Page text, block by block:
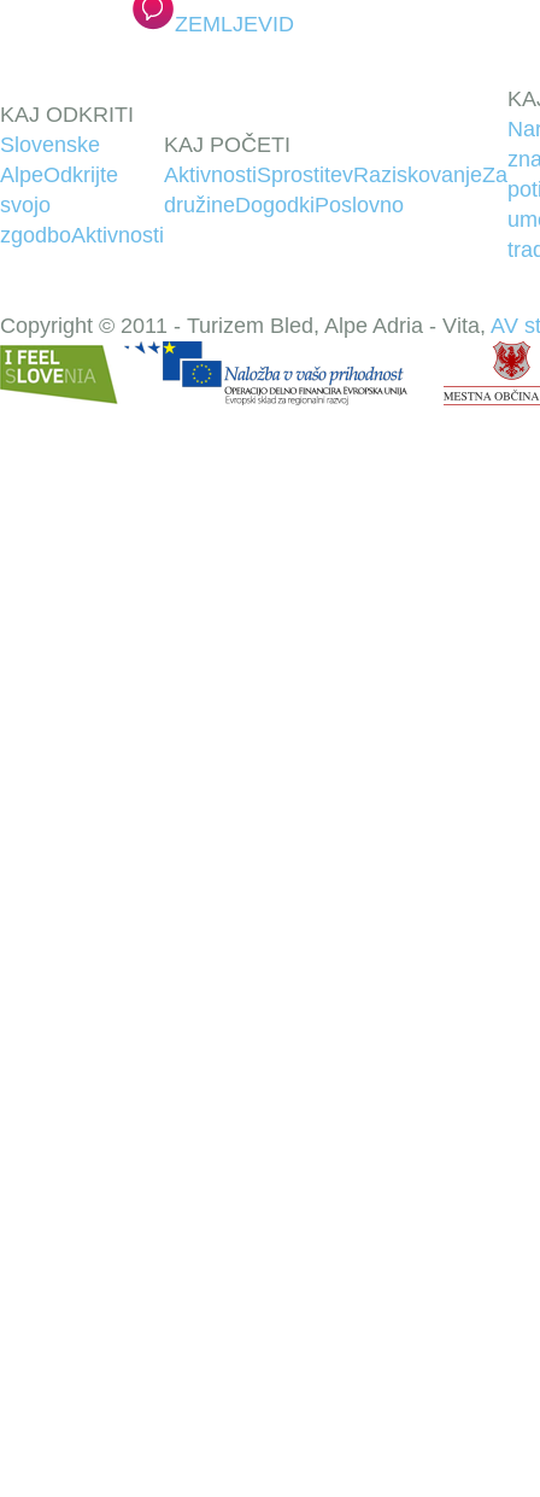
ZEMLJEVID
KAJ ODKRITI
Slovenske
AlpeOdkrijte
svojo
zgodboAktivnosti
KAJ POČETI
AktivnostiSprostitevRaziskovanjeZa
družineDogodkiPoslovno
Copyright © 2011 - Turizem Bled, Alpe Adria - Vita, AV